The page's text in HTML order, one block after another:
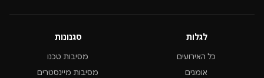
לגלות
כל האירועים
אומנים
סגנונות
מסיבות טכנו
מסיבות מיינסטרים